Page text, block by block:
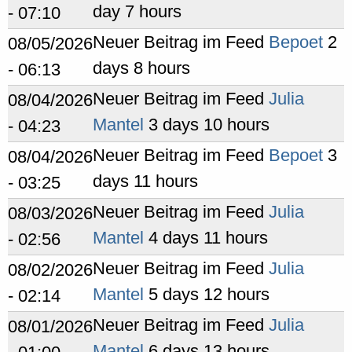
- 07:10
day 7 hours
08/05/2026
- 06:13
Neuer Beitrag im Feed Bepoet 2
days 8 hours
08/04/2026
- 04:23
Neuer Beitrag im Feed Julia
Mantel 3 days 10 hours
08/04/2026
- 03:25
Neuer Beitrag im Feed Bepoet 3
days 11 hours
08/03/2026
- 02:56
Neuer Beitrag im Feed Julia
Mantel 4 days 11 hours
08/02/2026
- 02:14
Neuer Beitrag im Feed Julia
Mantel 5 days 12 hours
08/01/2026Neuer Beitrag im Feed Julia